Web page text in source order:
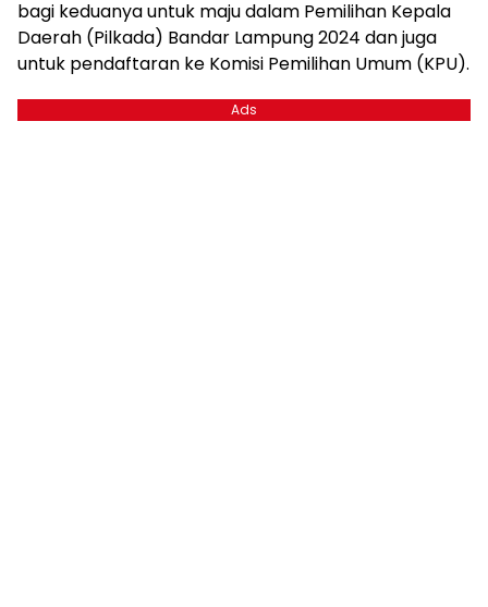
bagi keduanya untuk maju dalam Pemilihan Kepala
Daerah (Pilkada) Bandar Lampung 2024 dan juga
untuk pendaftaran ke Komisi Pemilihan Umum (KPU).
Ads